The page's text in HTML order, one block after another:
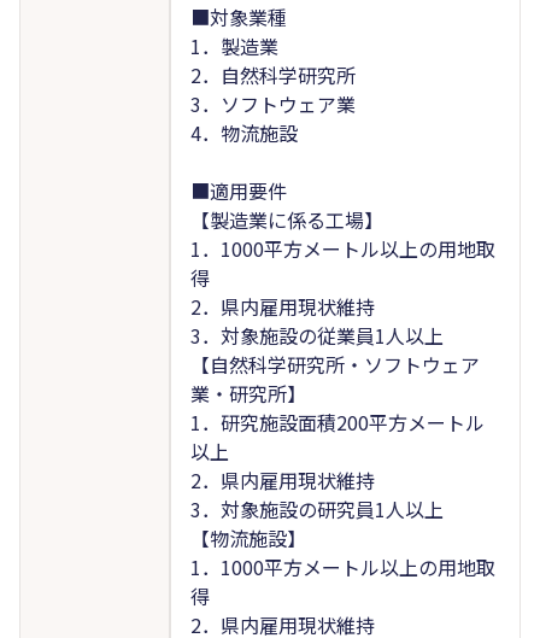
■対象業種
1．製造業
2．自然科学研究所
3．ソフトウェア業
4．物流施設
■適用要件
【製造業に係る工場】
1．1000平方メートル以上の用地取
得
2．県内雇用現状維持
3．対象施設の従業員1人以上
【自然科学研究所・ソフトウェア
業・研究所】
1．研究施設面積200平方メートル
以上
2．県内雇用現状維持
3．対象施設の研究員1人以上
【物流施設】
1．1000平方メートル以上の用地取
得
2．県内雇用現状維持